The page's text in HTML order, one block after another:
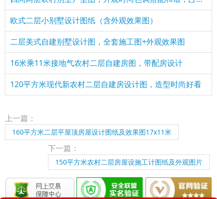
欧式二层小别墅设计图纸（含外观效果图）
二层美式自建别墅设计图，全套施工图+外观效果图
16米乘11米接地气农村二层自建房图，带配房设计
120平方米现代新农村二层自建房设计图，造型时尚好看
上一篇：
160平方米二层平屋顶房屋设计图纸及效果图17x11米
下一篇：
150平方米农村二层房屋设施工计图纸及外观图片